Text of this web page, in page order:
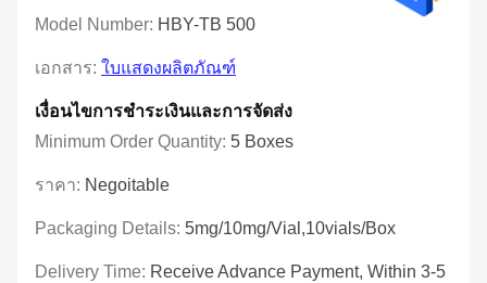
Model Number: HBY-TB 500
เอกสาร: ใบแสดงผลิตภัณฑ์
เงื่อนไขการชำระเงินและการจัดส่ง
Minimum Order Quantity: 5 Boxes
ราคา: Negoitable
Packaging Details: 5mg/10mg/vial,10vials/box
Delivery Time: Receive Advance Payment, Within 3-5